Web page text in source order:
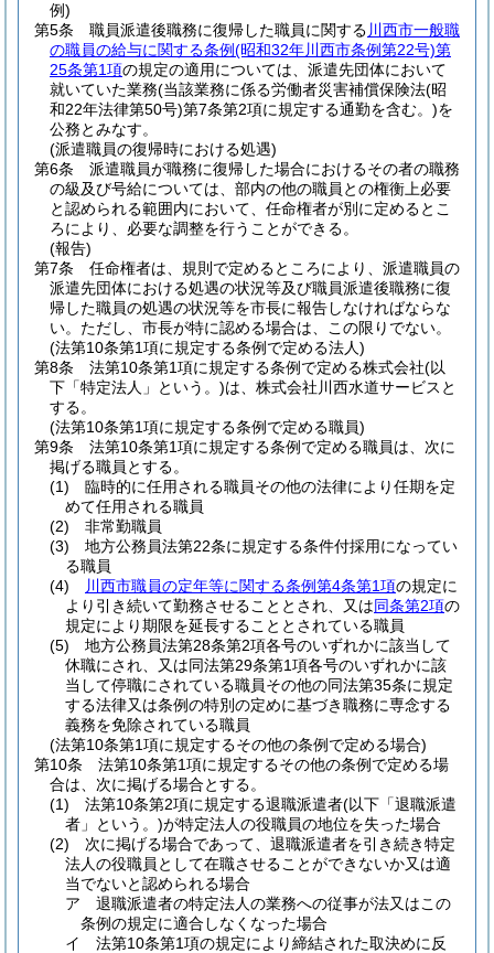
例)
第5条
職員派遣後職務に復帰した職員に関する 川西市一般職
の職員の給与に関する条例(昭和32年川西市条例第22号)第
25条第1項の規定の適用については、派遣先団体において
就いていた業務(当該業務に係る労働者災害補償保険法(昭
和22年法律第50号)第7条第2項に規定する通勤を含む。)を
公務とみなす。
(派遣職員の復帰時における処遇)
第6条
派遣職員が職務に復帰した場合におけるその者の職務
の級及び号給については、部内の他の職員との権衡上必要
と認められる範囲内において、任命権者が別に定めるとこ
ろにより、必要な調整を行うことができる。
(報告)
第7条
任命権者は、規則で定めるところにより、派遣職員の
派遣先団体における処遇の状況等及び職員派遣後職務に復
帰した職員の処遇の状況等を市長に報告しなければならな
い。 ただし、市長が特に認める場合は、この限りでない。
(法第10条第1項に規定する条例で定める法人)
第8条
法第10条第1項に規定する条例で定める株式会社(以
下「特定法人」という。)は、株式会社川西水道サービスと
する。
(法第10条第1項に規定する条例で定める職員)
第9条
法第10条第1項に規定する条例で定める職員は、次に
掲げる職員とする。
(1)
臨時的に任用される職員その他の法律により任期を定
めて任用される職員
(2)
非常勤職員
(3)
地方公務員法第22条に規定する条件付採用になってい
る職員
(4)
川西市職員の定年等に関する条例第4条第1項の規定に
より引き続いて勤務させることとされ、又は同条第2項の
規定により期限を延長することとされている職員
(5)
地方公務員法第28条第2項各号のいずれかに該当して
休職にされ、又は同法第29条第1項各号のいずれかに該
当して停職にされている職員その他の同法第35条に規定
する法律又は条例の特別の定めに基づき職務に専念する
義務を免除されている職員
(法第10条第1項に規定するその他の条例で定める場合)
第10条
法第10条第1項に規定するその他の条例で定める場
合は、次に掲げる場合とする。
(1)
法第10条第2項に規定する退職派遣者(以下「退職派遣
者」という。)が特定法人の役職員の地位を失った場合
(2)
次に掲げる場合であって、退職派遣者を引き続き特定
法人の役職員として在職させることができないか又は適
当でないと認められる場合
ア
退職派遣者の特定法人の業務への従事が法又はこの
条例の規定に適合しなくなった場合
イ
法第10条第1項の規定により締結された取決めに反